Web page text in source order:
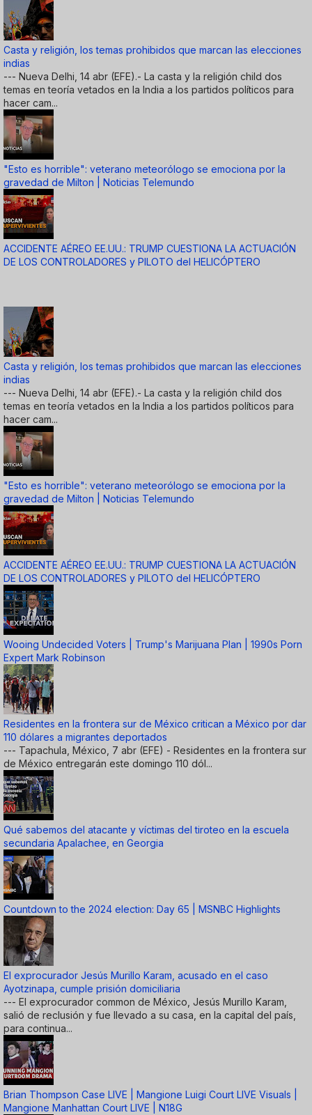
Casta y religión, los temas prohibidos que marcan las elecciones
indias
--- Nueva Delhi, 14 abr (EFE).- La casta y la religión child dos
temas en teoría vetados en la India a los partidos políticos para
hacer cam...
"Esto es horrible": veterano meteorólogo se emociona por la
gravedad de Milton | Noticias Telemundo
ACCIDENTE AÉREO EE.UU.: TRUMP CUESTIONA LA ACTUACIÓN
DE LOS CONTROLADORES y PILOTO del HELICÓPTERO
Casta y religión, los temas prohibidos que marcan las elecciones
indias
--- Nueva Delhi, 14 abr (EFE).- La casta y la religión child dos
temas en teoría vetados en la India a los partidos políticos para
hacer cam...
"Esto es horrible": veterano meteorólogo se emociona por la
gravedad de Milton | Noticias Telemundo
ACCIDENTE AÉREO EE.UU.: TRUMP CUESTIONA LA ACTUACIÓN
DE LOS CONTROLADORES y PILOTO del HELICÓPTERO
Wooing Undecided Voters | Trump's Marijuana Plan | 1990s Porn
Expert Mark Robinson
Residentes en la frontera sur de México critican a México por dar
110 dólares a migrantes deportados
--- Tapachula, México, 7 abr (EFE) - Residentes en la frontera sur
de México entregarán este domingo 110 dól...
Qué sabemos del atacante y víctimas del tiroteo en la escuela
secundaria Apalachee, en Georgia
Countdown to the 2024 election: Day 65 | MSNBC Highlights
El exprocurador Jesús Murillo Karam, acusado en el caso
Ayotzinapa, cumple prisión domiciliaria
--- El exprocurador common de México, Jesús Murillo Karam,
salió de reclusión y fue llevado a su casa, en la capital del país,
para continua...
Brian Thompson Case LIVE | Mangione Luigi Court LIVE Visuals |
Mangione Manhattan Court LIVE | N18G